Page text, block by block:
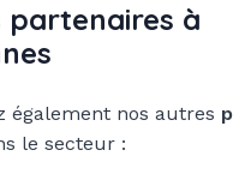
partenaires à
également nos autres
le secteur :